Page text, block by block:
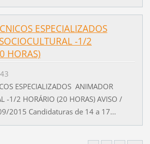
ESPECIALIZADOS
-1/2
HORAS)
ESPECIALIZADOS ANIMADOR
-1/2 HORÁRIO (20 HORAS) AVISO /
2015 Candidaturas de 14 a 17...